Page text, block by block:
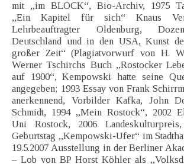
mit „im BLOCK“, Bio-Archiv, 1975
„Ein Kapitel für sich“ Knaus
Lehrbeauftragter Oldenburg,
Deutschland und in den USA, Kunst
großer Zeit“ (Plagiatvorwurf von H.
Werner Tschirchs Buch „Rostocker
auf 1900“, Kempowski hatte seine
angegeben; 1993 Essay von Frank
anerkennend, Vorbilder Kafka, John
Schmidt, 1994 „Mein Rostock“, 2002
Uni Rostock, 2006
Geburtstag „Kempowski-Ufer“ im
19.5.2007 Ausstellung in der Berliner
– Lob von BP Horst Köhler als